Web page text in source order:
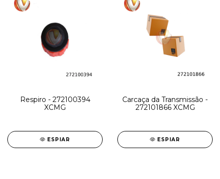
Respiro - 272100394
XCMG
ESPIAR
Carcaça da Transmissão -
272101866 XCMG
ESPIAR